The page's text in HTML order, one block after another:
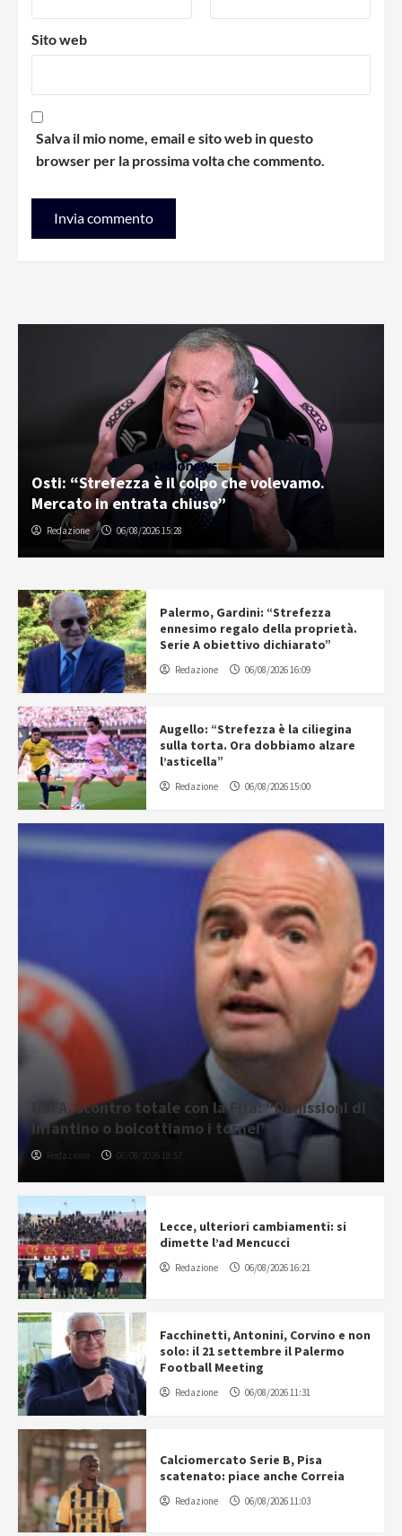
Sito web
Salva il mio nome, email e sito web in questo
browser per la prossima volta che commento.
Osti: “Strefezza è il colpo che volevamo.
Mercato in entrata chiuso”
Redazione 06/08/2026 15:28
Palermo, Gardini: “Strefezza
ennesimo regalo della proprietà.
Serie A obiettivo dichiarato”
Redazione 06/08/2026 16:09
Augello: “Strefezza è la ciliegina
sulla torta. Ora dobbiamo alzare
l’asticella”
Redazione 06/08/2026 15:00
UEFA, scontro totale con la Fifa: “Dimissioni di
Infantino o boicottiamo i tornei”
Redazione 06/08/2026 18:57
Lecce, ulteriori cambiamenti: si
dimette l’ad Mencucci
Redazione 06/08/2026 16:21
Facchinetti, Antonini, Corvino e non
solo: il 21 settembre il Palermo
Football Meeting
Redazione 06/08/2026 11:31
Calciomercato Serie B, Pisa
scatenato: piace anche Correia
Redazione 06/08/2026 11:03